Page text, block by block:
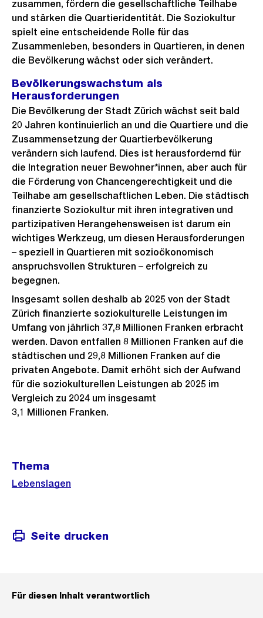
zusammen, fördern die gesellschaftliche Teilhabe
und stärken die Quartieridentität. Die Soziokultur
spielt eine entscheidende Rolle für das
Zusammenleben, besonders in Quartieren, in denen
die Bevölkerung wächst oder sich verändert.
Bevölkerungswachstum als
Herausforderungen
Die Bevölkerung der Stadt Zürich wächst seit bald
20 Jahren kontinuierlich an und die Quartiere und die
Zusammensetzung der Quartierbevölkerung
verändern sich laufend. Dies ist herausfordernd für
die Integration neuer Bewohner*innen, aber auch für
die Förderung von Chancengerechtigkeit und die
Teilhabe am gesellschaftlichen Leben. Die städtisch
finanzierte Soziokultur mit ihren integrativen und
partizipativen Herangehensweisen ist darum ein
wichtiges Werkzeug, um diesen Herausforderungen
– speziell in Quartieren mit sozioökonomisch
anspruchsvollen Strukturen – erfolgreich zu
begegnen.
Insgesamt sollen deshalb ab 2025 von der Stadt
Zürich finanzierte soziokulturelle Leistungen im
Umfang von jährlich 37,8 Millionen Franken erbracht
werden. Davon entfallen 8 Millionen Franken auf die
städtischen und 29,8 Millionen Franken auf die
privaten Angebote. Damit erhöht sich der Aufwand
für die soziokulturellen Leistungen ab 2025 im
Vergleich zu 2024 um insgesamt
3,1 Millionen Franken.
Informationen
Thema
Lebenslagen
Seite drucken
Für diesen Inhalt verantwortlich